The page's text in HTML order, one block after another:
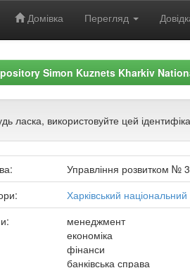
Домівка Перегляд
Simon Kuznets Kharkiv
ласка, використовуйте цей
Управління розвитком №
Харківський
менеджмент
економіка
фінанси
банківська справа